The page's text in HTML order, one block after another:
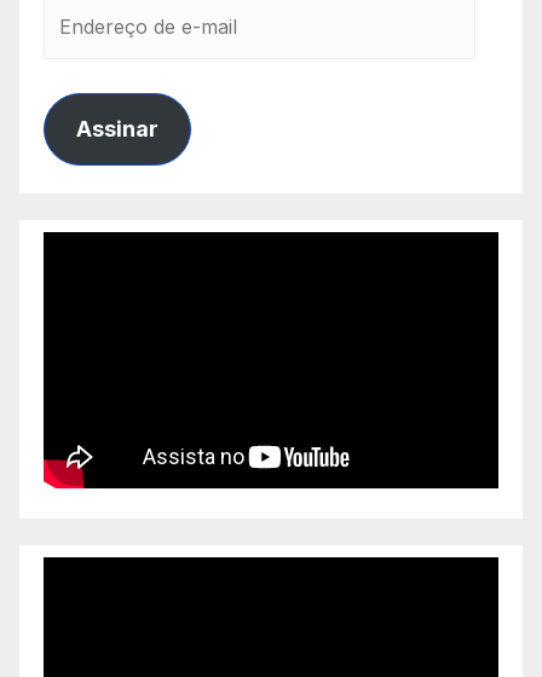
de
mail
Assinar